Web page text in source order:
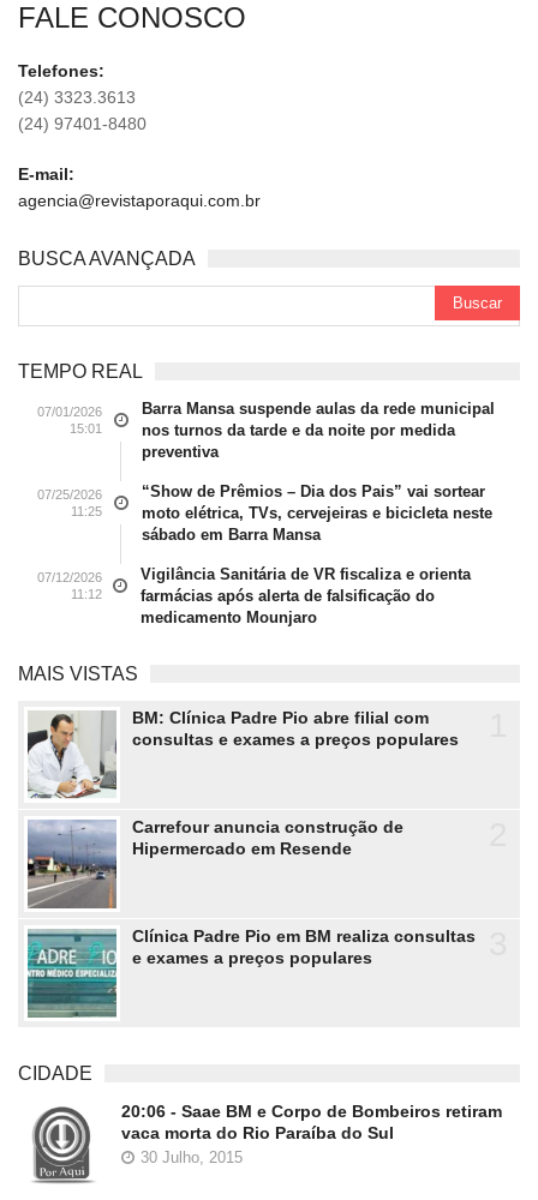
FALE CONOSCO
Telefones:
(24) 3323.3613
(24) 97401-8480
E-mail:
agencia@revistaporaqui.com.br
BUSCA AVANÇADA
TEMPO REAL
07/01/2026
15:01
Barra Mansa suspende aulas da rede municipal
nos turnos da tarde e da noite por medida
preventiva
07/25/2026
11:25
“Show de Prêmios – Dia dos Pais” vai sortear
moto elétrica, TVs, cervejeiras e bicicleta neste
sábado em Barra Mansa
07/12/2026
11:12
Vigilância Sanitária de VR fiscaliza e orienta
farmácias após alerta de falsificação do
medicamento Mounjaro
MAIS VISTAS
BM: Clínica Padre Pio abre filial com
consultas e exames a preços populares
Carrefour anuncia construção de
Hipermercado em Resende
Clínica Padre Pio em BM realiza consultas
e exames a preços populares
CIDADE
20:06 - Saae BM e Corpo de Bombeiros retiram
vaca morta do Rio Paraíba do Sul
30 Julho, 2015